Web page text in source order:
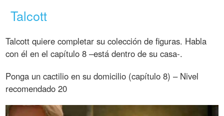
Talcott
Talcott quiere completar su colección de figuras. Habla
con él en el capítulo 8 –está dentro de su casa-.
Ponga un cactilio en su domicilio (capítulo 8) – Nivel
recomendado 20